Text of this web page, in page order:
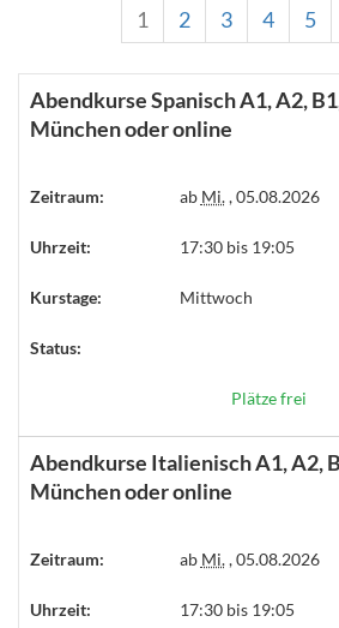
1 2 3 4 5
Abendkurse Spanisch A1, A2,
München oder online
Zeitraum: ab Mi., 05.08.2026
Uhrzeit: 17:30 bis 19:05
Kurstage: Mittwoch
Status:
Plätze frei
Abendkurse Italienisch A1, A2,
München oder online
Zeitraum: ab Mi., 05.08.2026
Uhrzeit: 17:30 bis 19:05